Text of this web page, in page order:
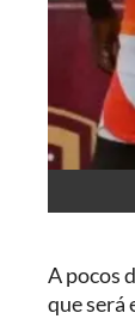
A pocos
que será